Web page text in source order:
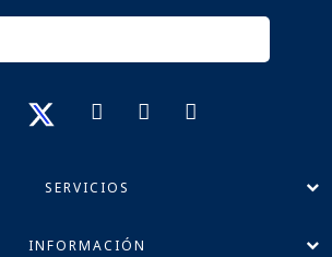
SERVICIOS
INFORMACIÓN